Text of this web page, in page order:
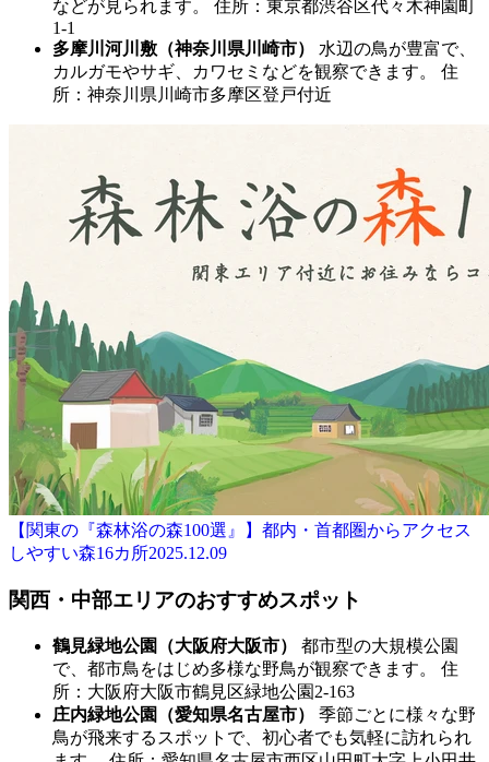
などが見られます。 住所：東京都渋谷区代々木神園町
1-1
多摩川河川敷（神奈川県川崎市）
水辺の鳥が豊富で、
カルガモやサギ、カワセミなどを観察できます。 住
所：神奈川県川崎市多摩区登戸付近
【関東の『森林浴の森100選』】都内・首都圏からアクセス
しやすい森16カ所2025.12.09
関西・中部エリアのおすすめスポット
鶴見緑地公園（大阪府大阪市）
都市型の大規模公園
で、都市鳥をはじめ多様な野鳥が観察できます。 住
所：大阪府大阪市鶴見区緑地公園2-163
庄内緑地公園（愛知県名古屋市）
季節ごとに様々な野
鳥が飛来するスポットで、初心者でも気軽に訪れられ